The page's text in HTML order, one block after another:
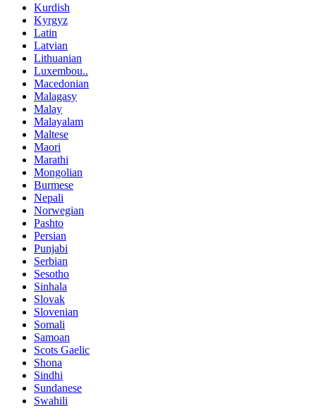
Kurdish
Kyrgyz
Latin
Latvian
Lithuanian
Luxembou..
Macedonian
Malagasy
Malay
Malayalam
Maltese
Maori
Marathi
Mongolian
Burmese
Nepali
Norwegian
Pashto
Persian
Punjabi
Serbian
Sesotho
Sinhala
Slovak
Slovenian
Somali
Samoan
Scots Gaelic
Shona
Sindhi
Sundanese
Swahili